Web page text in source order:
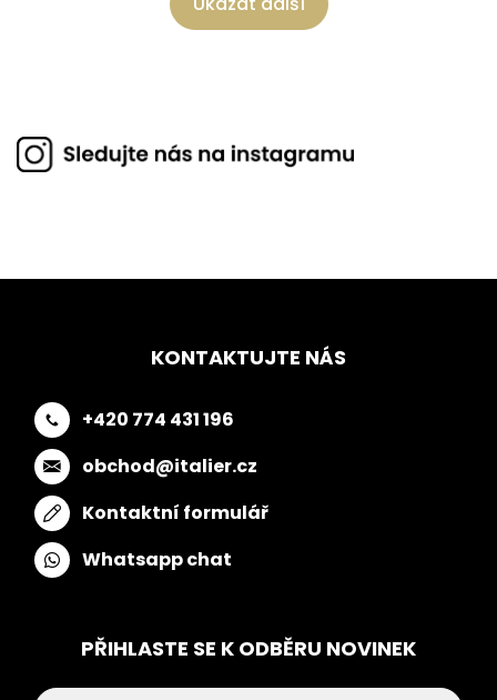
KONTAKTUJTE NÁS
+420 774 431 196
obchod@italier.cz
Kontaktní formulář
Whatsapp chat
PŘIHLASTE SE K ODBĚRU NOVINEK